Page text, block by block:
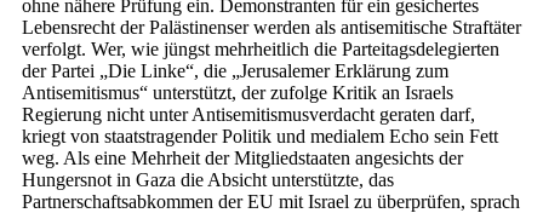
ohne nähere Prüfung ein. Demonstranten für ein gesichertes
Lebensrecht der Palästinenser werden als antisemitische Straftäter
verfolgt. Wer, wie jüngst mehrheitlich die Parteitagsdelegierten
der Partei „Die Linke“, die „Jerusalemer Erklärung zum
Antisemitismus“ unterstützt, der zufolge Kritik an Israels
Regierung nicht unter Antisemitismusverdacht geraten darf,
kriegt von staatstragender Politik und medialem Echo sein Fett
weg. Als eine Mehrheit der Mitgliedstaaten angesichts der
Hungersnot in Gaza die Absicht unterstützte, das
Partnerschaftsabkommen der EU mit Israel zu überprüfen, sprach